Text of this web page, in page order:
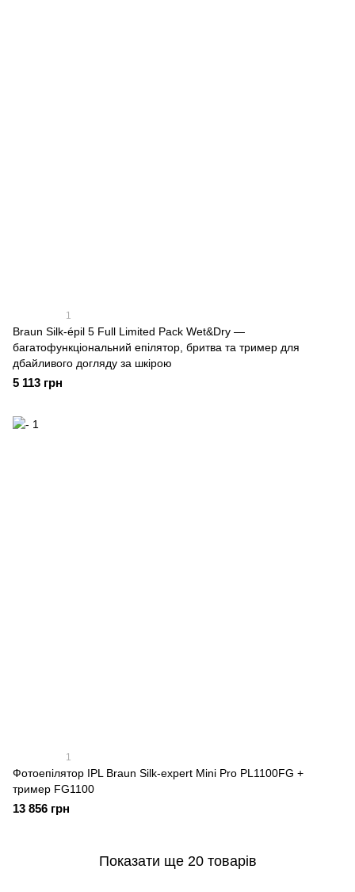
1
Braun Silk-épil 5 Full Limited Pack Wet&Dry —
багатофункціональний епілятор, бритва та тример для
дбайливого догляду за шкірою
5 113 грн
1
Фотоепілятор IPL Braun Silk-expert Mini Pro PL1100FG +
тример FG1100
13 856 грн
Показати ще 20 товарів